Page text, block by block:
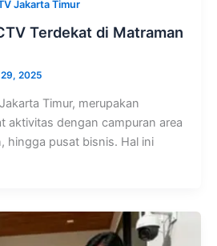
Jakarta Timur
Terdekat di Matraman
2025
Timur, merupakan
aktivitas dengan campuran area
hingga pusat bisnis. Hal ini